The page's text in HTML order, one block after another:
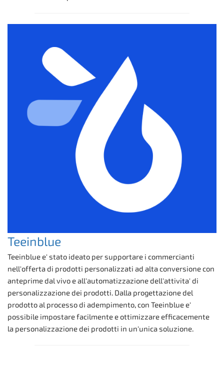
Teeinblue
Teeinblue e' stato ideato per supportare i commercianti
nell'offerta di prodotti personalizzati ad alta conversione con
anteprime dal vivo e all'automatizzazione dell'attivita' di
personalizzazione dei prodotti. Dalla progettazione del
prodotto al processo di adempimento, con Teeinblue e'
possibile impostare facilmente e ottimizzare efficacemente
la personalizzazione dei prodotti in un'unica soluzione.